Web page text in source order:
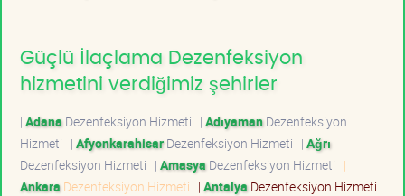
Güçlü İlaçlama Dezenfeksiyon
hizmetini verdiğimiz şehirler
| Adana Dezenfeksiyon Hizmeti | AdıyamanDezenfeksiyon
Hizmeti | AfyonkarahisarDezenfeksiyon Hizmeti | Ağrı
Dezenfeksiyon Hizmeti | Amasya Dezenfeksiyon Hizmeti |
Ankara Dezenfeksiyon Hizmeti | Antalya Dezenfeksiyon Hizmeti